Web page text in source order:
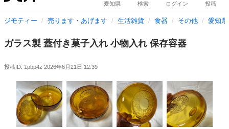
愛知県 検索 ログイン 投稿
ジモティー 売ります・あげます 生活雑貨 食器 その他 愛知
ガラス製 蓋付き菓子入れ 小物入れ 保存容器
投稿ID: 1pbp4z 2026年6月21日 12:39